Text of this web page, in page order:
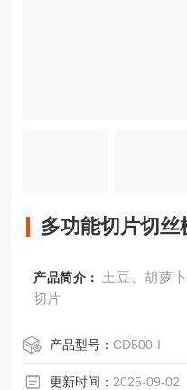
多功能切片切丝
产品简介：
土豆、胡萝
切片
产品型号：CD500-I
更新时间： 2025-09-02